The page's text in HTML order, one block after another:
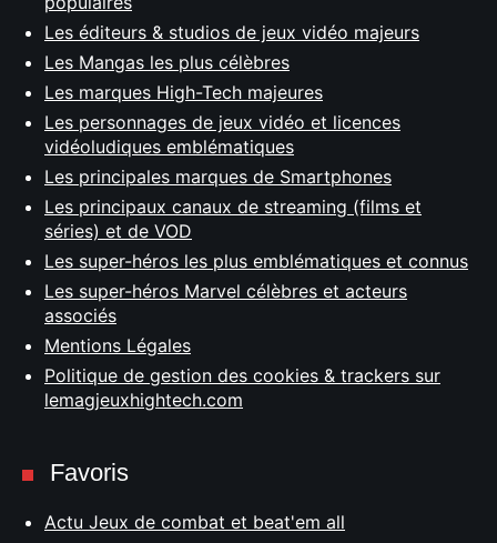
Les éditeurs & studios de jeux vidéo majeurs
Les Mangas les plus célèbres
Les marques High-Tech majeures
Les personnages de jeux vidéo et licences
vidéoludiques emblématiques
Les principales marques de Smartphones
Les principaux canaux de streaming (films et
séries) et de VOD
Les super-héros les plus emblématiques et connus
Les super-héros Marvel célèbres et acteurs
associés
Mentions Légales
Politique de gestion des cookies & trackers sur
lemagjeuxhightech.com
Favoris
Actu Jeux de combat et beat'em all